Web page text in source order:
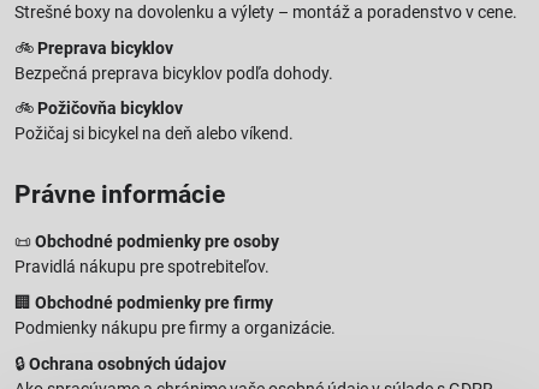
Strešné boxy na dovolenku a výlety – montáž a poradenstvo v cene.
🚲 Preprava bicyklov
Bezpečná preprava bicyklov podľa dohody.
🚲 Požičovňa bicyklov
Požičaj si bicykel na deň alebo víkend.
Právne informácie
📜 Obchodné podmienky pre osoby
Pravidlá nákupu pre spotrebiteľov.
🏢 Obchodné podmienky pre firmy
Podmienky nákupu pre firmy a organizácie.
🔒Ochrana osobných údajov